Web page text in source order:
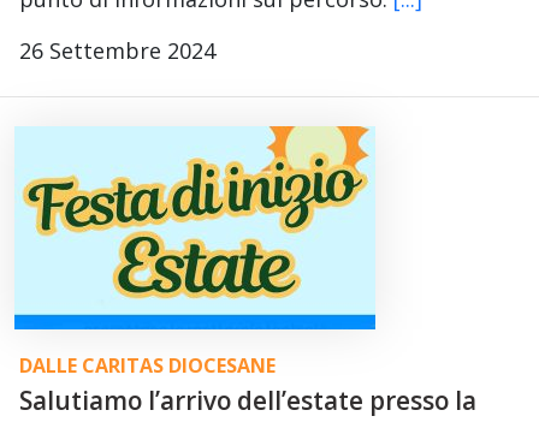
26 Settembre 2024
DALLE CARITAS DIOCESANE
Salutiamo l’arrivo dell’estate presso la